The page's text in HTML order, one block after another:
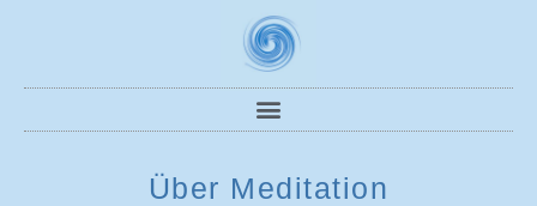
Über Meditation